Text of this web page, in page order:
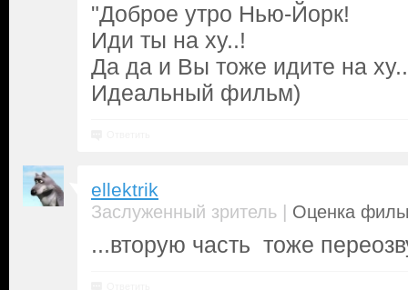
"Доброе утро Нью-Йорк!
Иди ты на ху..!
Да да и Вы тоже идите на
Идеальный фильм)
ellektrik
Заслуженный зритель | Оценка
...вторую часть тоже